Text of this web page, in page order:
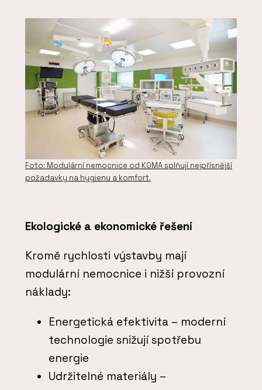
Foto: Modulární nemocnice od KOMA splňují nejpřísnější
požadavky na hygienu a komfort.
Ekologické a ekonomické řešení
Kromě rychlosti výstavby mají
modulární nemocnice i nižší provozní
náklady:
Energetická efektivita – moderní
technologie snižují spotřebu
energie
Udržitelné materiály –